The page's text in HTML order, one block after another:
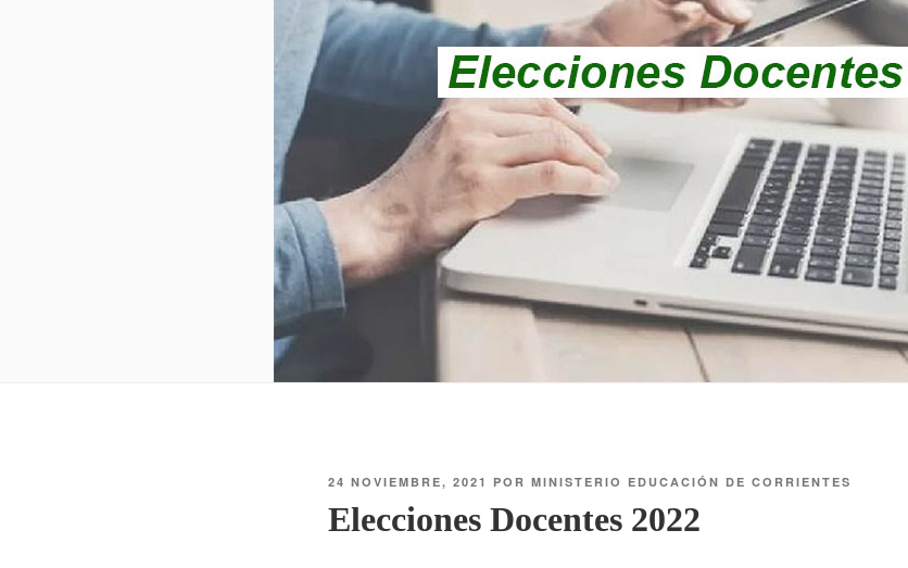
24 NOVIEMBRE, 2021 POR MINISTERIO EDUCACIÓN DE CORRIENTES
Elecciones Docentes 2022